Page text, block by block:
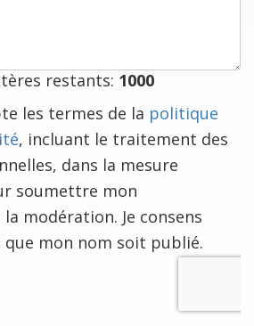
restants: 1000
les termes de la politique
, incluant le traitement des
dans la mesure
soumettre mon
modération. Je consens
que mon nom soit publié.